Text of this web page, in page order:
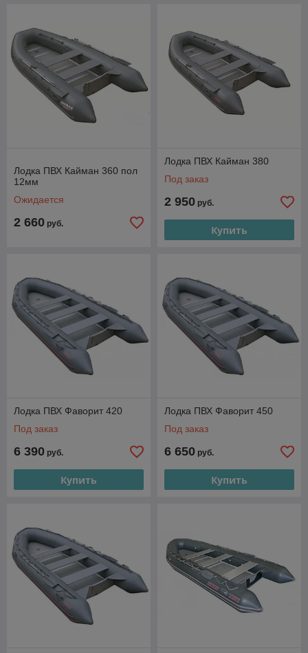
Лодка ПВХ Кайман 360 пол
12мм
Ожидается
2 660 руб.
Лодка ПВХ Кайман 380
Под заказ
2 950 руб.
Купить
Лодка ПВХ Фаворит 420
Под заказ
6 390 руб.
Купить
Лодка ПВХ Фаворит 450
Под заказ
6 650 руб.
Купить